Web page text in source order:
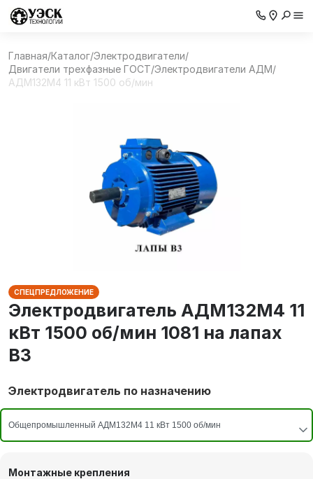
Главная/Каталог/Электродвигатели/
Двигатели трехфазные ГОСТ/Электродвигатели АДМ/
АДМ132М4 11 кВт 1500 об/мин
СПЕЦПРЕДЛОЖЕНИЕ
Электродвигатель АДМ132М4 11
кВт 1500 об/мин 1081 на лапах
В3
Электродвигатель по назначению
Монтажные крепления